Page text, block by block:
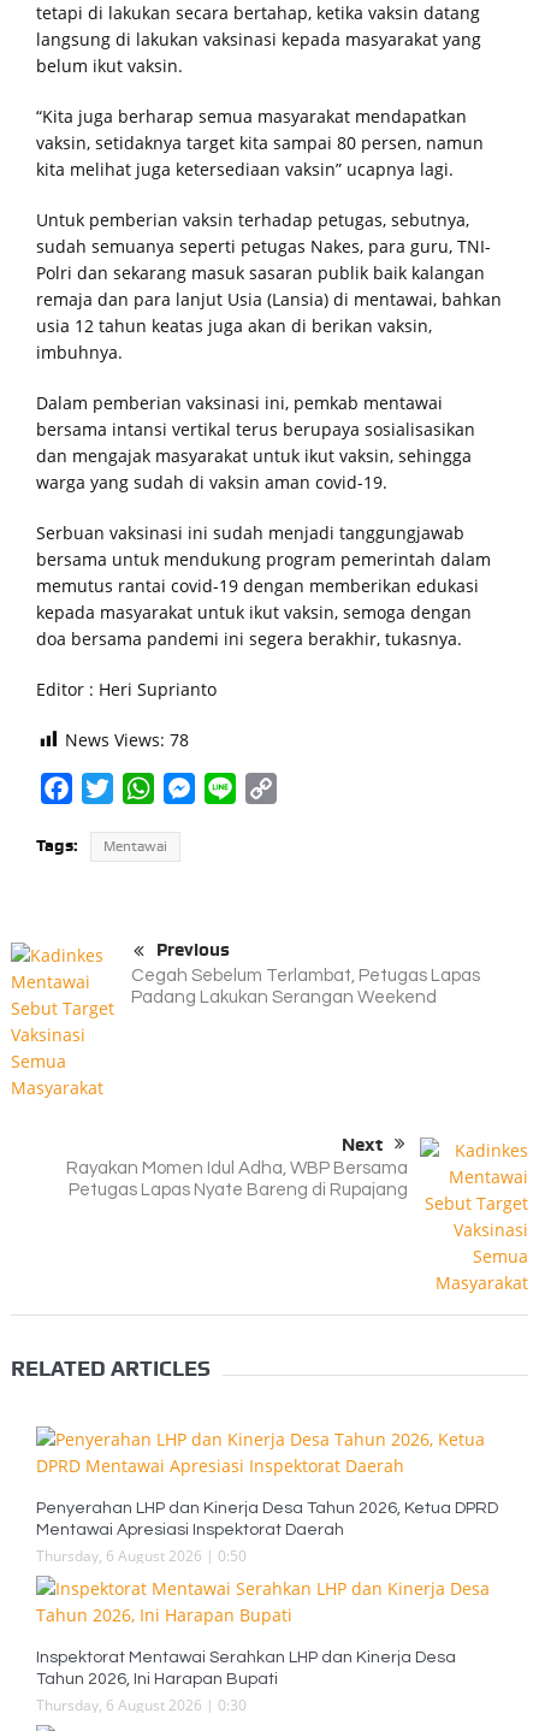
tetapi di lakukan secara bertahap, ketika vaksin datang
langsung di lakukan vaksinasi kepada masyarakat yang
belum ikut vaksin.
“Kita juga berharap semua masyarakat mendapatkan
vaksin, setidaknya target kita sampai 80 persen, namun
kita melihat juga ketersediaan vaksin” ucapnya lagi.
Untuk pemberian vaksin terhadap petugas, sebutnya,
sudah semuanya seperti petugas Nakes, para guru, TNI-
Polri dan sekarang masuk sasaran publik baik kalangan
remaja dan para lanjut Usia (Lansia) di mentawai, bahkan
usia 12 tahun keatas juga akan di berikan vaksin,
imbuhnya.
Dalam pemberian vaksinasi ini, pemkab mentawai
bersama intansi vertikal terus berupaya sosialisasikan
dan mengajak masyarakat untuk ikut vaksin, sehingga
warga yang sudah di vaksin aman covid-19.
Serbuan vaksinasi ini sudah menjadi tanggungjawab
bersama untuk mendukung program pemerintah dalam
memutus rantai covid-19 dengan memberikan edukasi
kepada masyarakat untuk ikut vaksin, semoga dengan
doa bersama pandemi ini segera berakhir, tukasnya.
Editor : Heri Suprianto
News Views: 78
FacebookTwitterWhatsAppMessenger
Line
Tags: Mentawai
Previous
Cegah Sebelum Terlambat, Petugas Lapas
Padang Lakukan Serangan Weekend
Next
Rayakan Momen Idul Adha, WBP Bersama
Petugas Lapas Nyate Bareng di Rupajang
RELATED ARTICLES
Penyerahan LHP dan Kinerja Desa Tahun 2026, Ketua DPRD
Mentawai Apresiasi Inspektorat Daerah
Thursday, 6 August 2026 | 0:50
Inspektorat Mentawai Serahkan LHP dan Kinerja Desa
Tahun 2026, Ini Harapan Bupati
Thursday, 6 August 2026 | 0:30